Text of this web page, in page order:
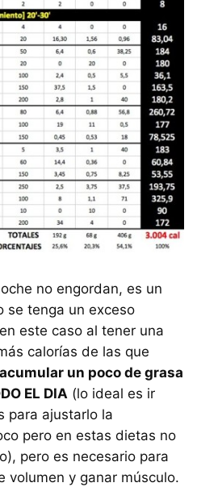
no engordan, es un
se tenga un exceso
este caso al tener una
calorías de las que
acumular un poco de grasa
EL DIA (lo ideal es ir
para ajustarlo la
pero en estas dietas no
pero es necesario para
volumen y ganar músculo.